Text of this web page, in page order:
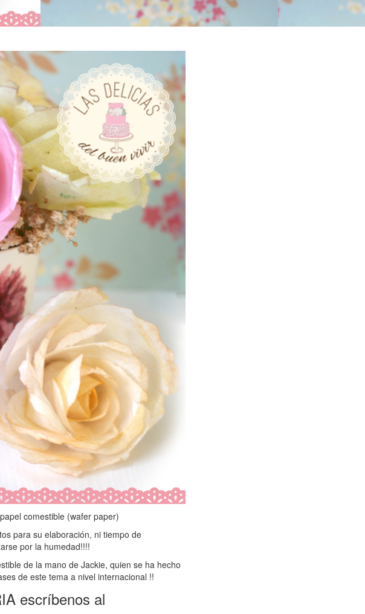
comestible (wafer paper)
para su elaboración, ni tiempo de
por la humedad!!!!
de la mano de Jackie, quien se ha hecho
de este tema a nivel internacional !!
escríbenos al